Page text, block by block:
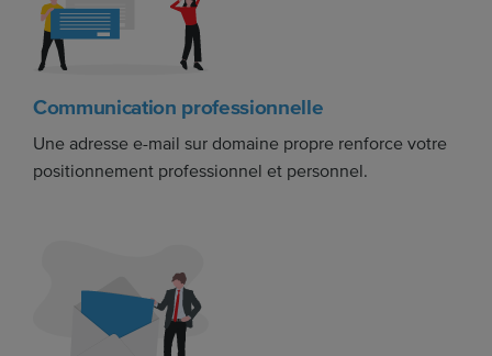
Communication professionnelle
Une adresse e-mail sur domaine propre renforce votre
positionnement professionnel et personnel.